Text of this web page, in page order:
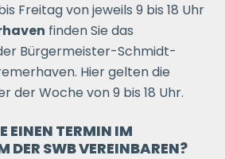
Freitag von jeweils 9 bis 18 Uhr
finden Sie das
Bürgermeister-Schmidt-
Hier gelten die
der Woche von 9 bis 18 Uhr.
EINEN TERMIN IM
DER SWB VEREINBAREN?